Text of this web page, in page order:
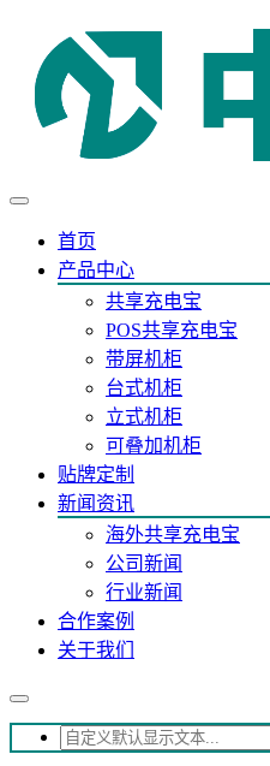
首页
产品中心
共享充电宝
POS共享充电宝
带屏机柜
台式机柜
立式机柜
可叠加机柜
贴牌定制
新闻资讯
海外共享充电宝
公司新闻
行业新闻
合作案例
关于我们